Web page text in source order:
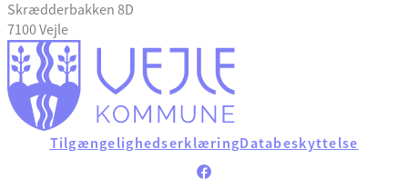
Skrædderbakken 8D
7100 Vejle
TilgængelighedserklæringDatabeskyttelse